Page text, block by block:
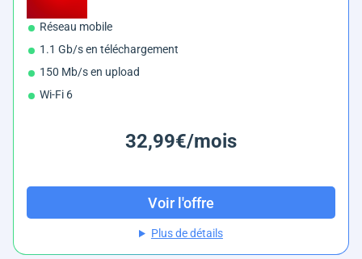
Réseau mobile
1.1 Gb/s en téléchargement
150 Mb/s en upload
Wi-Fi 6
32,99€/mois
Voir l'offre
Plus de détails